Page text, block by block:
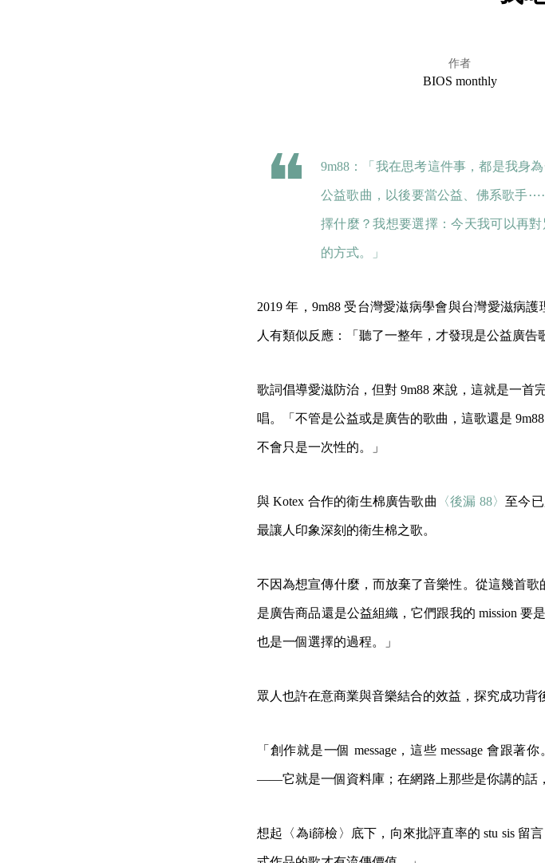
作者
BIOS monthly
9m88：「我在思考這件事，都是我身
公益歌曲，以後要當公益、佛系歌手
擇什麼？我想要選擇：今天我可以再
的方式。」
2019 年，9m88 受台灣愛滋病學會與台灣愛滋病
人有類似反應：「聽了一整年，才發現是公益廣告
歌詞倡導愛滋防治，但對 9m88 來說，這就是一
唱。「不管是公益或是廣告的歌曲，這歌還是
不會只是一次性的。」
與 Kotex 合作的衛生棉廣告歌曲 〈後漏 88〉至今
最讓人印象深刻的衛生棉之歌。
不因為想宣傳什麼，而放棄了音樂性。從這幾首
是廣告商品還是公益組織，它們跟我的 mission
也是一個選擇的過程。」
眾人也許在意商業與音樂結合的效益，探究成功背
「創作就是一個 message，這些 message 會跟
——它就是一個資料庫；在網路上那些是你講的話
想起〈為i篩檢〉底下，向來批評直率的 stu sis 留